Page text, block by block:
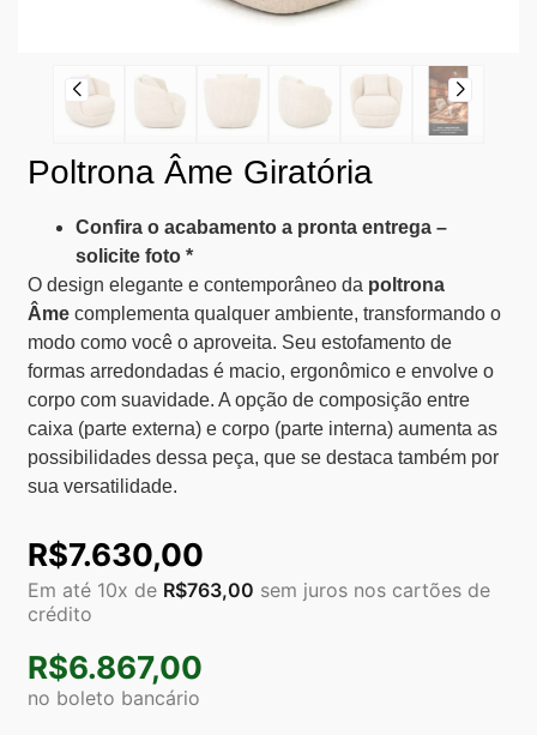
Poltrona Âme Giratória
Confira o acabamento a pronta entrega –
solicite foto *
O design elegante e contemporâneo da poltrona
Âme complementa qualquer ambiente, transformando o
modo como você o aproveita. Seu estofamento de
formas arredondadas é macio, ergonômico e envolve o
corpo com suavidade. A opção de composição entre
caixa (parte externa) e corpo (parte interna) aumenta as
possibilidades dessa peça, que se destaca também por
sua versatilidade.
R$7.630,00
Em até 10x de R$763,00 sem juros nos cartões de
crédito
R$6.867,00
no boleto bancário